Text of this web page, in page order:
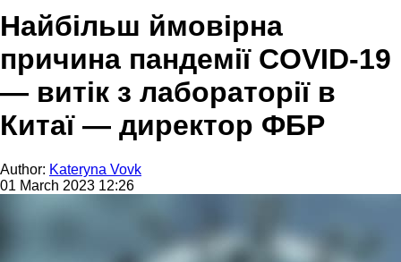
Найбільш ймовірна
причина пандемії COVID-19
— витік з лабораторії в
Китаї — директор ФБР
Author: Kateryna Vovk
01 March 2023 12:26